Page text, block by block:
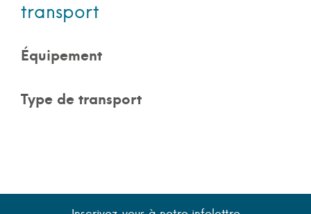
transport
Équipement
Type de transport